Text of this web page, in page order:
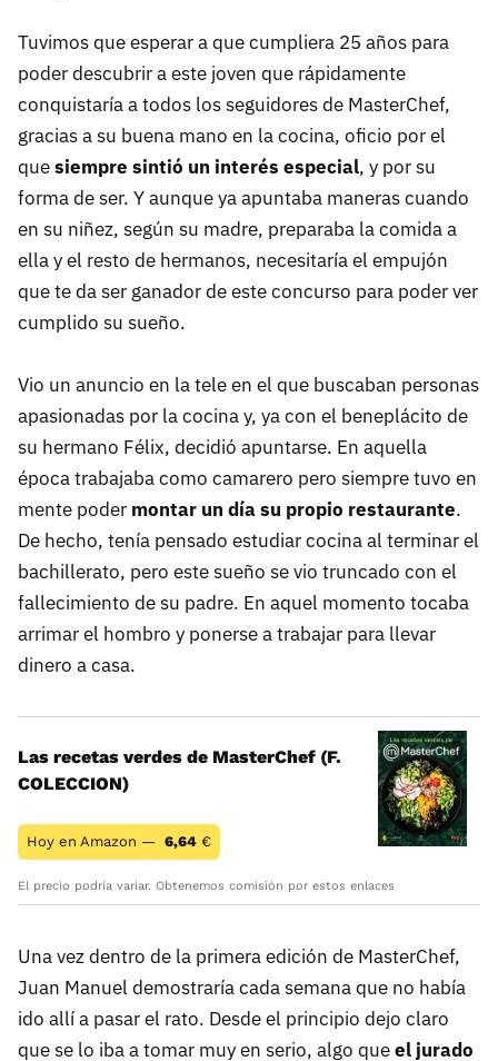
Tuvimos que esperar a que cumpliera 25 años para
poder descubrir a este joven que rápidamente
conquistaría a todos los seguidores de MasterChef,
gracias a su buena mano en la cocina, oficio por el
quesiempre sintió un interés especial, y por su
forma de ser. Y aunque ya apuntaba maneras cuando
en su niñez, según su madre, preparaba la comida a
ella y el resto de hermanos, necesitaría el empujón
que te da ser ganador de este concurso para poder ver
cumplido su sueño.
Vio un anuncio en la tele en el que buscaban personas
apasionadas por la cocina y, ya con el beneplácito de
su hermano Félix, decidió apuntarse. En aquella
época trabajaba como camarero pero siempre tuvo en
mente poder montar un día su propio restaurante.
De hecho, tenía pensado estudiar cocina al terminar el
bachillerato, pero este sueño se vio truncado con el
fallecimiento de su padre. En aquel momento tocaba
arrimar el hombro y ponerse a trabajar para llevar
dinero a casa.
Las recetas verdes de MasterChef (F.
COLECCION)
Hoy en Amazon — 6,64 €
El precio podría variar. Obtenemos comisión por estos enlaces
Una vez dentro de la primera edición de MasterChef,
Juan Manuel demostraría cada semana que no había
ido allí a pasar el rato. Desde el principio dejo claro
que se lo iba a tomar muy en serio, algo queel jurado